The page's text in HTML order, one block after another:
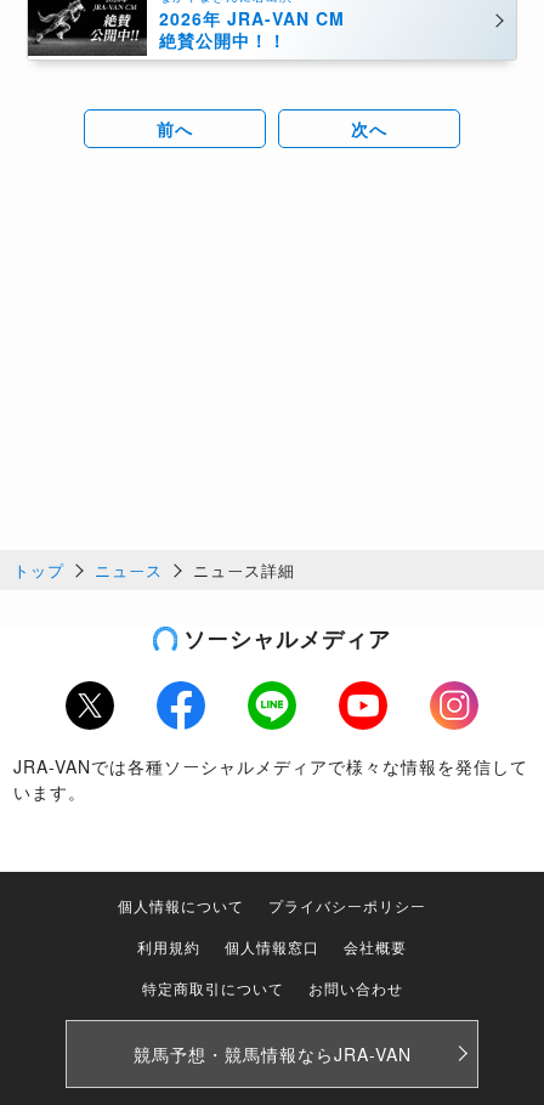
2026年 JRA-VAN CM
絶賛公開中！！
前へ 次へ
トップ ニュース ニュース詳細
ソーシャルメディア
Twitter Facebook LINE Youtube
Instagram
JRA-VANでは各種ソーシャルメディアで様々な情報を発信して
います。
個人情報について
プライバシーポリシー
利用規約
個人情報窓口
会社概要
特定商取引について
お問い合わせ
競馬予想・競馬情報ならJRA-VAN